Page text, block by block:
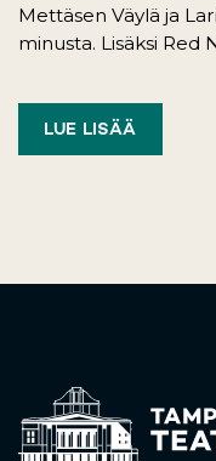
Mettäsen Väylä ja
minusta. Lisäksi Red
LUE LISÄÄ